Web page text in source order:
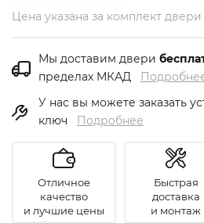
Цена указана за комплект
Мы доставим двери
пределах МКАД
У нас вы можете заказать
ключ Подробнее
Отличное
качество
и лучшие цены
Быстрая
доставка
и монтаж